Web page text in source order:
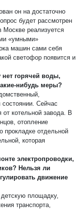
он на достаточно
будет рассмотрен
реализуется
«умными»
машин сами себя
светофор появится и
горячей воды,
нибудь меры?
Сейчас
котельной завода. В
отопление
прокладке отдельной
которая
электропроводки,
Нельзя ли
движение
площадку,
транспорта,